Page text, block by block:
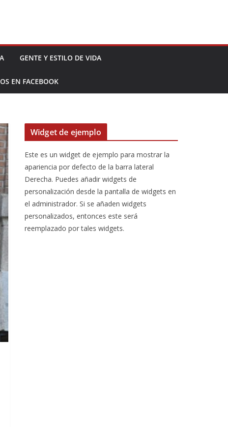
GENTE Y ESTILO DE VIDA
EN FACEBOOK
Widget de ejemplo
Este es un widget de ejemplo para mostrar la
apariencia por defecto de la barra lateral
Derecha. Puedes añadir widgets de
personalización desde la pantalla de widgets en
el administrador. Si se añaden widgets
personalizados, entonces este será
reemplazado por tales widgets.